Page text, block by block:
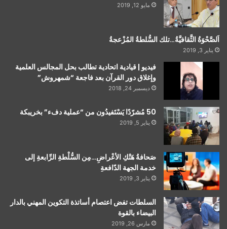
مايو 12, 2019
اَلصَّحْوَةُ الثَّقافيَّةُ…تلك السُّلطةُ المُزْعجةُ
يناير 3, 2019
فيديو | قيادية اتحادية تطالب بحل المجالس العلمية
وإغلاق دور القرآن بعد فاجعة “شمهروش”
ديسمبر 24, 2018
50 مُشرّدًا يَسْتَفيدُون من “عملية دفء” بخريبكة
يناير 5, 2019
صَحافةُ هَتْكِ الأعْراضِ…مِن السُّلْطةِ الرِّابعةِ إلى
خدمة الجهة الدّافعةِ
يناير 3, 2019
السلطات تفض اعتصام أساتذة التكوين المهني بالدار
البيضاء بالقوة
مارس 26, 2019